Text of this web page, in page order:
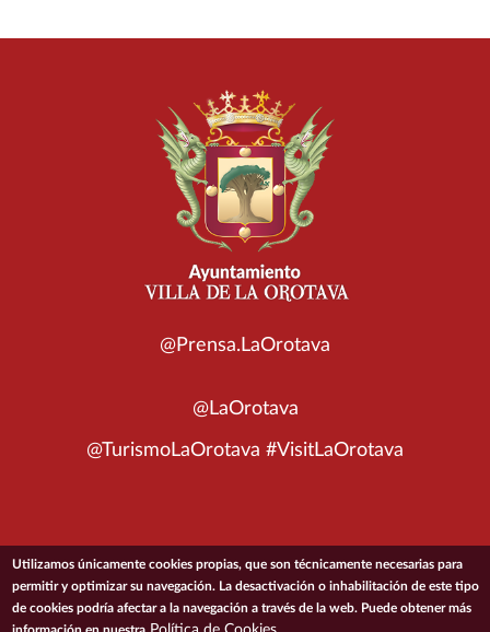
@Prensa.LaOrotava
@LaOrotava
@TurismoLaOrotava #VisitLaOrotava
© 2026 Ayuntamiento de la Villa de La Orotava
ACCESIBILIDAD CONDICIONES DE USO
Utilizamos únicamente cookies propias, que son técnicamente necesarias para
permitir y optimizar su navegación. La desactivación o inhabilitación de este tipo
de cookies podría afectar a la navegación a través de la web. Puede obtener más